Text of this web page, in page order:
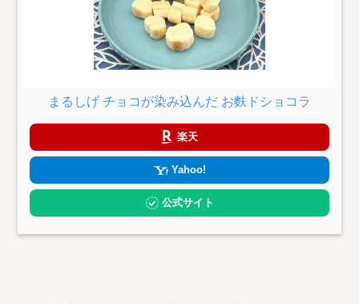
まるしげ チョコが染み込んだ お麩ドショコラ
楽天
Yahoo!
公式サイト